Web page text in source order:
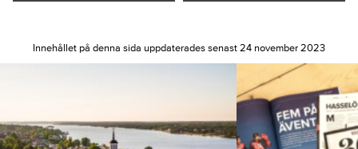
Innehållet på denna sida uppdaterades senast 24 november 2023